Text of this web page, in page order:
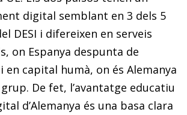
digital semblant en 3 dels 5
DESI i difereixen en serveis
on Espanya despunta de
en capital humà, on és Alemanya
grup. De fet, l’avantatge educatiu
d’Alemanya és una basa clara